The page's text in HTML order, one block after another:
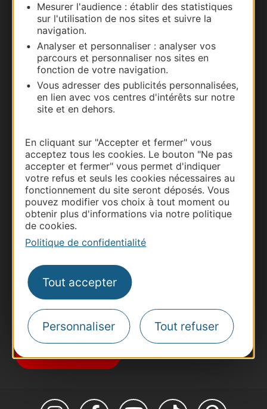
Mesurer l'audience : établir des statistiques
sur l'utilisation de nos sites et suivre la
navigation.
Analyser et personnaliser : analyser vos
parcours et personnaliser nos sites en
fonction de votre navigation.
Vous adresser des publicités personnalisées,
en lien avec vos centres d'intérêts sur notre
site et en dehors.
En cliquant sur "Accepter et fermer" vous
acceptez tous les cookies. Le bouton "Ne pas
accepter et fermer" vous permet d'indiquer
votre refus et seuls les cookies nécessaires au
fonctionnement du site seront déposés. Vous
pouvez modifier vos choix à tout moment ou
obtenir plus d'informations via notre politique
de cookies.
Politique de confidentialité
Tout accepter
Personnaliser Tout refuser
Carte interactive
Documentation
Thermalisme
Business/Mice
Pros d'Occitanie
Voyagistes
Destination Sport
Inscrivez-vous à la lettre d'information
Destination Occitanie pour recevoir des
suggestions de séjours, de visites et de sorties.